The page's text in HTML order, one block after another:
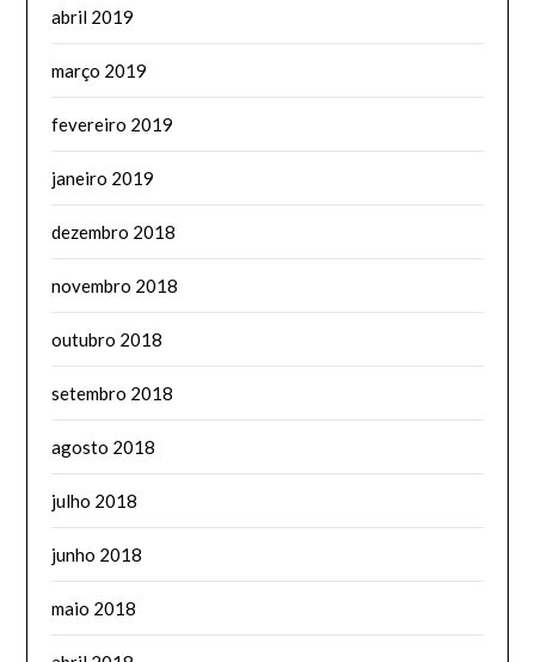
abril 2019
março 2019
fevereiro 2019
janeiro 2019
dezembro 2018
novembro 2018
outubro 2018
setembro 2018
agosto 2018
julho 2018
junho 2018
maio 2018